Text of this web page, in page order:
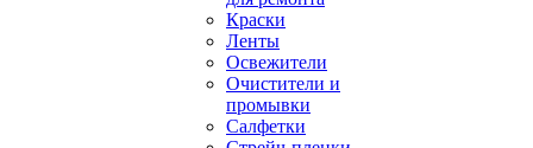
Краски
Ленты
Освежители
Очистители и
промывки
Салфетки